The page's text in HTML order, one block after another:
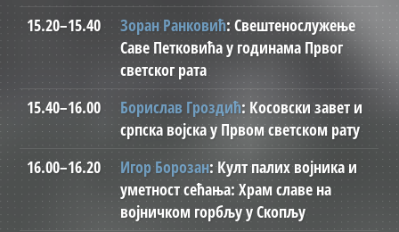
15.20–15.40
Зоран Ранковић: Свештенослужење
Саве Петковића у годинама Првог
светског рата
15.40–16.00
Борислав Гроздић: Косовски завет и
српска војска у Првом светском рату
16.00–16.20
Игор Борозан: Култ палих војника и
уметност сећања: Храм славе на
војничком горбљу у Скопљу